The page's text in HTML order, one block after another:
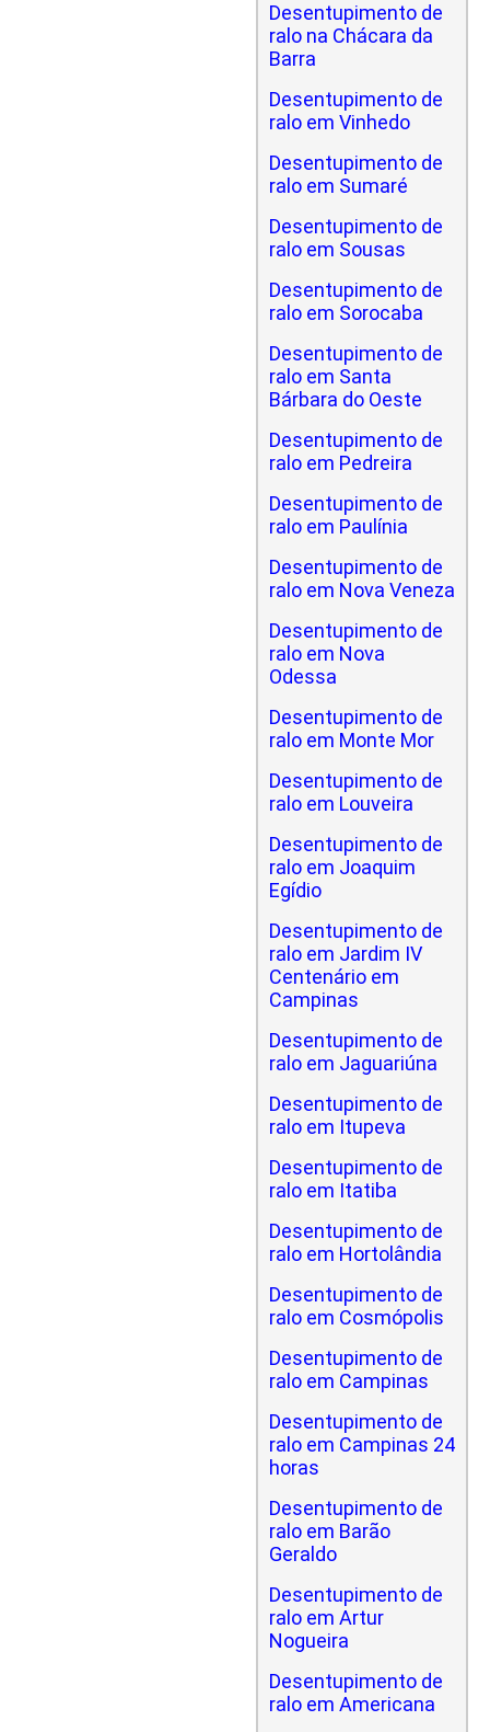
Desentupimento de
ralo na Chácara da
Barra
Desentupimento de
ralo em Vinhedo
Desentupimento de
ralo em Sumaré
Desentupimento de
ralo em Sousas
Desentupimento de
ralo em Sorocaba
Desentupimento de
ralo em Santa
Bárbara do Oeste
Desentupimento de
ralo em Pedreira
Desentupimento de
ralo em Paulínia
Desentupimento de
ralo em Nova Veneza
Desentupimento de
ralo em Nova
Odessa
Desentupimento de
ralo em Monte Mor
Desentupimento de
ralo em Louveira
Desentupimento de
ralo em Joaquim
Egídio
Desentupimento de
ralo em Jardim IV
Centenário em
Campinas
Desentupimento de
ralo em Jaguariúna
Desentupimento de
ralo em Itupeva
Desentupimento de
ralo em Itatiba
Desentupimento de
ralo em Hortolândia
Desentupimento de
ralo em Cosmópolis
Desentupimento de
ralo em Campinas
Desentupimento de
ralo em Campinas 24
horas
Desentupimento de
ralo em Barão
Geraldo
Desentupimento de
ralo em Artur
Nogueira
Desentupimento de
ralo em Americana